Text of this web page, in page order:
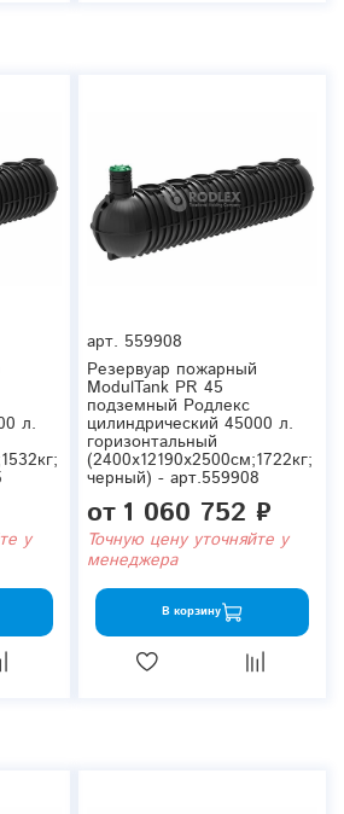
л.
у
арт. 559908
Резервуар пожарный
ModulTank PR 45
подземный Родлекс
цилиндрический 45000 л.
горизонтальный
(2400x12190x2500см;1722кг;
черный) - арт.559908
от 1 060 752 ₽
Точную цену уточняйте у
менеджера
В корзину